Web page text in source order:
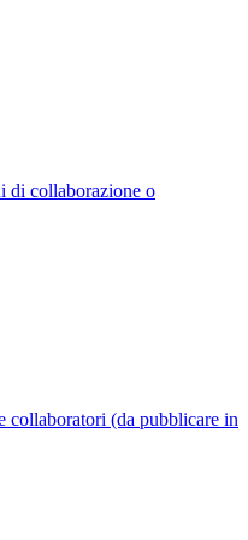
di collaborazione o
collaboratori (da pubblicare in